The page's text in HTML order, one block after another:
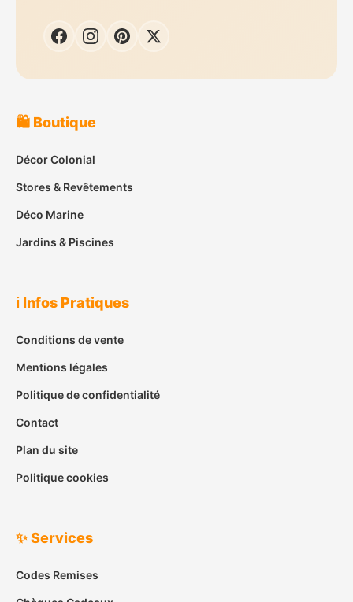
🛍️ Boutique
Décor Colonial
Stores & Revêtements
Déco Marine
Jardins & Piscines
ℹ️ Infos Pratiques
Conditions de vente
Mentions légales
Politique de confidentialité
Contact
Plan du site
Politique cookies
✨ Services
Codes Remises